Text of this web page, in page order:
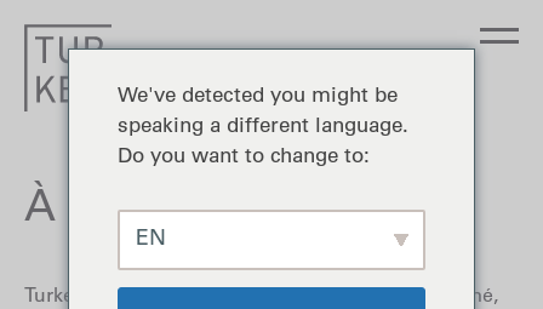
À propos de
Turkel Design est un cabinet d'architectes renommé,
We've detected you might be
speaking a different language.
Do you want to change to:
EN